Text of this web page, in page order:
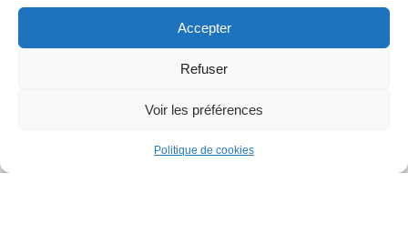
Accepter
Refuser
Voir les préférences
Politique de cookies
© 2018 - Tous droits réservés - Site web réalisé par Angela MADRID